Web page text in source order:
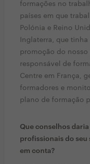
formações no
países em que
Polónia e Reino
Inglaterra, que
promoção do
responsável de
Centre em França,
formadores e
plano de formação
Que conselhos
profissionais do seu
em conta?